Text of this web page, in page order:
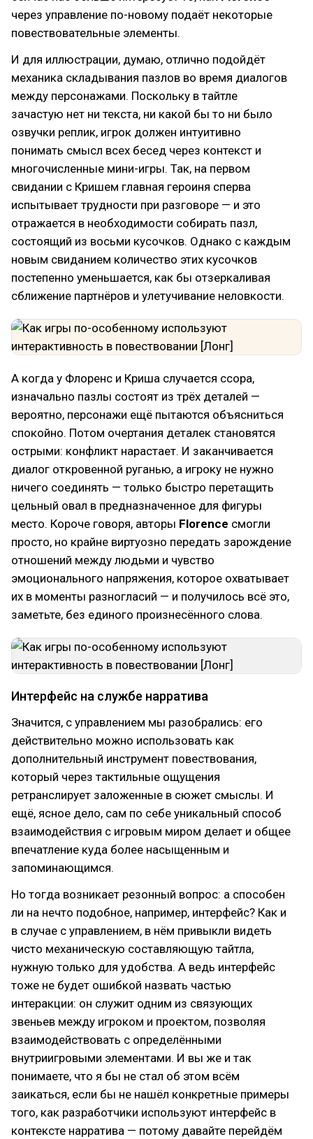
через управление по-новому подаёт некоторые
повествовательные элементы.
И для иллюстрации, думаю, отлично подойдёт
механика складывания пазлов во время диалогов
между персонажами. Поскольку в тайтле
зачастую нет ни текста, ни какой бы то ни было
озвучки реплик, игрок должен интуитивно
понимать смысл всех бесед через контекст и
многочисленные мини-игры. Так, на первом
свидании с Кришем главная героиня сперва
испытывает трудности при разговоре — и это
отражается в необходимости собирать пазл,
состоящий из восьми кусочков. Однако с каждым
новым свиданием количество этих кусочков
постепенно уменьшается, как бы отзеркаливая
сближение партнёров и улетучивание неловкости.
А когда у Флоренс и Криша случается ссора,
изначально пазлы состоят из трёх деталей —
вероятно, персонажи ещё пытаются объясниться
спокойно. Потом очертания деталек становятся
острыми: конфликт нарастает. И заканчивается
диалог откровенной руганью, а игроку не нужно
ничего соединять — только быстро перетащить
цельный овал в предназначенное для фигуры
место. Короче говоря, авторы Florence смогли
просто, но крайне виртуозно передать зарождение
отношений между людьми и чувство
эмоционального напряжения, которое охватывает
их в моменты разногласий — и получилось всё это,
заметьте, без единого произнесённого слова.
Интерфейс на службе нарратива
Значится, с управлением мы разобрались: его
действительно можно использовать как
дополнительный инструмент повествования,
который через тактильные ощущения
ретранслирует заложенные в сюжет смыслы. И
ещё, ясное дело, сам по себе уникальный способ
взаимодействия с игровым миром делает и общее
впечатление куда более насыщенным и
запоминающимся.
Но тогда возникает резонный вопрос: а способен
ли на нечто подобное, например, интерфейс? Как и
в случае с управлением, в нём привыкли видеть
чисто механическую составляющую тайтла,
нужную только для удобства. А ведь интерфейс
тоже не будет ошибкой назвать частью
интеракции: он служит одним из связующих
звеньев между игроком и проектом, позволяя
взаимодействовать с определёнными
внутриигровыми элементами. И вы же и так
понимаете, что я бы не стал об этом всём
заикаться, если бы не нашёл конкретные примеры
того, как разработчики используют интерфейс в
контексте нарратива — потому давайте перейдём